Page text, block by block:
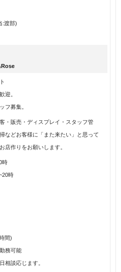
:渡部)
迎。
フ募集。
・販売・ディスプレイ・スタッフ管
などお客様に「また来たい」と思って
店作りをお願いします。
時
時
間)
務可能
相談応じます。